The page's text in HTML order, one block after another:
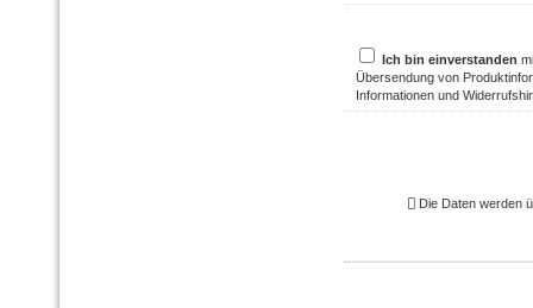
Ich bin einverstanden
Übersendung von
Informationen und
Die Daten werden